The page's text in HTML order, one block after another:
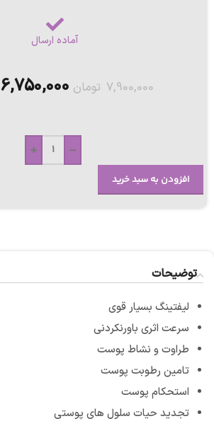
آماده ارسال
7,900,000 تومان 6,750,000
-
+
افزودن به سبد خرید
توضیحات
لیفتینگ بسیار قوی
سرعت اثری باورنکردنی
طراوت و نشاط پوست
تامین رطوبت پوست
استحکام پوست
تجدید حیات سلول های پوستی